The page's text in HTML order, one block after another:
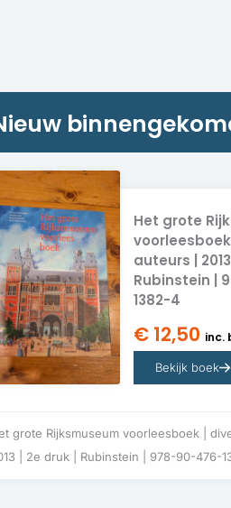
Het grote
auteurs |
Rubinstein |
1382-4
€ 12,50 inc.
Bekijk boek
grote Rijksmuseum voorleesboek |
| 2e druk | Rubinstein | 978-90-476-